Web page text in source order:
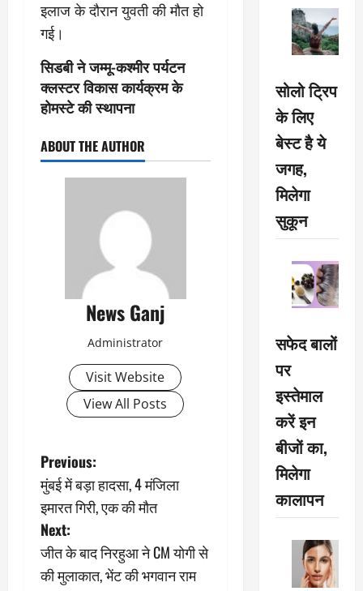
इलाज के दौरान युवती की मौत हो
गई।
सिडबी ने जम्मू-कश्मीर पर्यटन
क्लस्टर विकास कार्यक्रम के
होमस्टे की स्‍थापना
ABOUT THE AUTHOR
News Ganj
Administrator
Visit Website
View All Posts
P
o
s
t
Previous:
मुंबई में बड़ा हादसा, 4 मंजिला
इमारत गिरी, एक की मौत
Next:
जीत के बाद निरहुआ ने CM योगी से
की मुलाकात, भेंट की भगवान राम
सोलो ट्रिप
के लिए
बेस्ट है ये
जगह,
मिलेगा
सुकून
सफेद बालों
पर
इस्तेमाल
करें इन
बीजों का,
मिलेगा
कालापन